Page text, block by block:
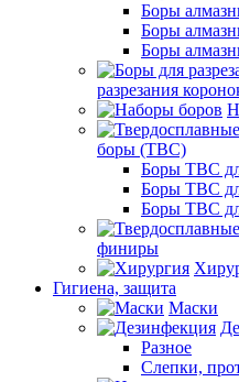
Боры
Боры
Боры
разрезания
боры (ТВС)
Боры ТВС
Боры ТВС
Боры ТВС
финиры
Гигиена, защита
Маски
Разное
Слепки,